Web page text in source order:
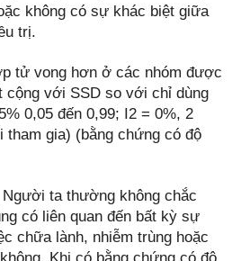
không có sự khác biệt giữa
trị.
tử vong hơn ở các nhóm được
cộng với SSD so với chỉ dùng
0,05 đến 0,99; I2 = 0%, 2
tham gia) (bằng chứng có độ
Người ta thường không chắc
có liên quan đến bất kỳ sự
chữa lành, nhiễm trùng hoặc